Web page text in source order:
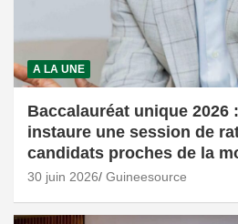
A LA UNE
Baccalauréat unique 2026
instaure une session de
candidats proches de la
30 juin 2026 Guineesource